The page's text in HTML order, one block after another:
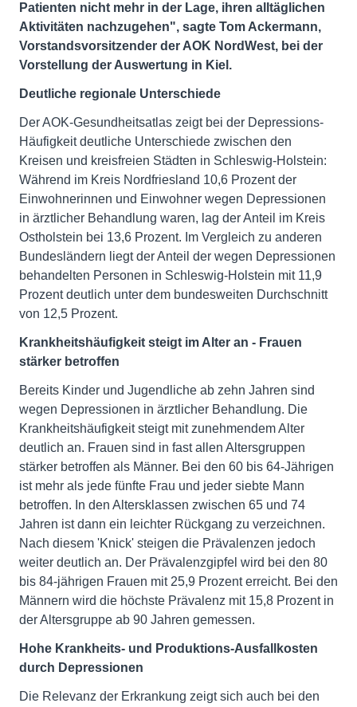
Patienten nicht mehr in der Lage, ihren alltäglichen
Aktivitäten nachzugehen", sagte Tom Ackermann,
Vorstandsvorsitzender der AOK NordWest, bei der
Vorstellung der Auswertung in Kiel.
Deutliche regionale Unterschiede
Der AOK-Gesundheitsatlas zeigt bei der Depressions-
Häufigkeit deutliche Unterschiede zwischen den
Kreisen und kreisfreien Städten in Schleswig-Holstein:
Während im Kreis Nordfriesland 10,6 Prozent der
Einwohnerinnen und Einwohner wegen Depressionen
in ärztlicher Behandlung waren, lag der Anteil im Kreis
Ostholstein bei 13,6 Prozent. Im Vergleich zu anderen
Bundesländern liegt der Anteil der wegen Depressionen
behandelten Personen in Schleswig-Holstein mit 11,9
Prozent deutlich unter dem bundesweiten Durchschnitt
von 12,5 Prozent.
Krankheitshäufigkeit steigt im Alter an - Frauen
stärker betroffen
Bereits Kinder und Jugendliche ab zehn Jahren sind
wegen Depressionen in ärztlicher Behandlung. Die
Krankheitshäufigkeit steigt mit zunehmendem Alter
deutlich an. Frauen sind in fast allen Altersgruppen
stärker betroffen als Männer. Bei den 60 bis 64-Jährigen
ist mehr als jede fünfte Frau und jeder siebte Mann
betroffen. In den Altersklassen zwischen 65 und 74
Jahren ist dann ein leichter Rückgang zu verzeichnen.
Nach diesem 'Knick' steigen die Prävalenzen jedoch
weiter deutlich an. Der Prävalenzgipfel wird bei den 80
bis 84-jährigen Frauen mit 25,9 Prozent erreicht. Bei den
Männern wird die höchste Prävalenz mit 15,8 Prozent in
der Altersgruppe ab 90 Jahren gemessen.
Hohe Krankheits- und Produktions-Ausfallkosten
durch Depressionen
Die Relevanz der Erkrankung zeigt sich auch bei den